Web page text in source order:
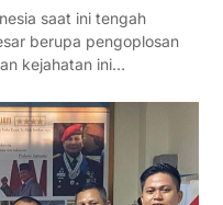
saat ini tengah
berupa pengoplosan
kejahatan ini…